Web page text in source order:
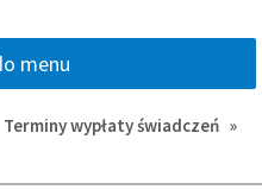
menu
Terminy wypłaty świadczeń »